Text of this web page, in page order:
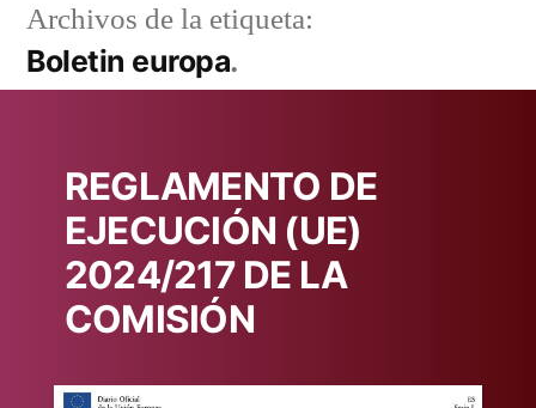
Archivos de la etiqueta:
Boletin europa
REGLAMENTO DE
EJECUCIÓN (UE)
2024/217 DE LA
COMISIÓN